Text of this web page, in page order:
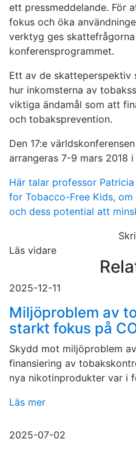
ett pressmeddelande. För
fokus och öka
verktyg ges
konferensprogrammet.
Ett av de skatteperspektiv
hur inkomsterna av
viktiga ändamål som att
och tobaksprevention.
Den 17:e
arrangeras 7-9 mars 2018
Här talar professor
for Tobacco-Free Kids,
och dess potential att
Läs vidare
2025-12-11
Miljöproblem av
starkt fokus på
Skydd mot miljöproblem
finansiering av
nya nikotinprodukter var i
Läs mer
2025-07-02